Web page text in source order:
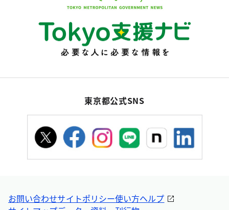
東京都公式SNS
お問い合わせサイトポリシー使い方ヘルプ